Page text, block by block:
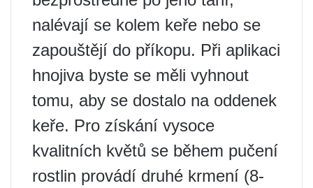
nalévají se kolem keře nebo se
zapouštějí do příkopu. Při aplikaci
hnojiva byste se měli vyhnout
tomu, aby se dostalo na oddenek
keře. Pro získání vysoce
kvalitních květů se během pučení
rostlin provádí druhé krmení (8-